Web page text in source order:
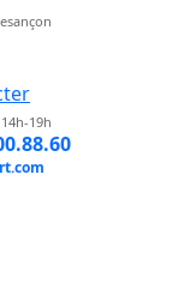
19h